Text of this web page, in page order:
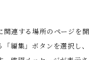
関連する場所のページを開
編集」ボタンを選択し、